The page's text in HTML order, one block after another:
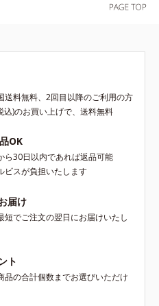
送料無料、2回目以降のご利用の方
込)のお買い上げで、送料無料
OK
ら30日以内であれば返品可能
スが負担いたします
届け
短でご注文の翌日にお届けいたし
ト
品の合計個数までお選びいただけ